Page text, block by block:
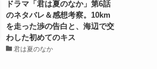
ドラマ「君は夏のなか」第6話
のネタバレ＆感想考察。10km
を走った渉の告白と、海辺で交
わした初めてのキス
君は夏のなか